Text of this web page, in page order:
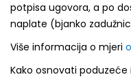
potpisa ugovora, a po
naplate (bjanko
Više informacija o mjeri
Kako osnovati